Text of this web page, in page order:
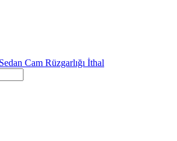
Cam Rüzgarlığı İthal